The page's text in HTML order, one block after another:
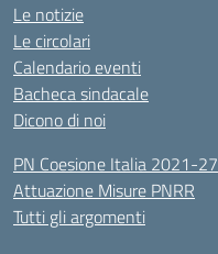
Le notizie
Le circolari
Calendario eventi
Bacheca sindacale
Dicono di noi
PN Coesione Italia 2021-27
Attuazione Misure PNRR
Tutti gli argomenti